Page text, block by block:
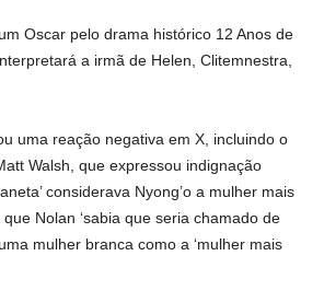
Oscar pelo drama histórico 12 Anos de
a irmã de Helen, Clitemnestra,
uma reação negativa em X, incluindo o
Walsh, que expressou indignação
considerava Nyong’o a mulher mais
Nolan ‘sabia que seria chamado de
mulher branca como a ‘mulher mais